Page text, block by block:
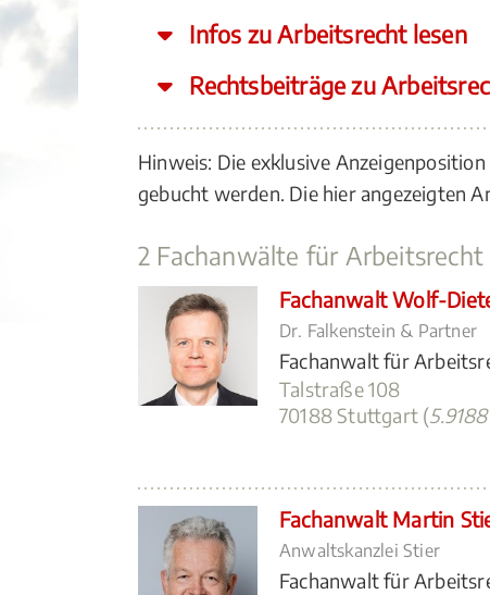
Infos zu Arbeitsrecht lesen
Rechtsbeiträge zu
Hinweis: Die exklusive
gebucht werden. Die hier angezeigten
2 Fachanwälte für
Fachanwalt Wolf-
Dr. Falkenstein & Partner
Fachanwalt für
Talstraße 108
70188 Stuttgart (
Fachanwalt Martin
Anwaltskanzlei Stier
Fachanwalt für